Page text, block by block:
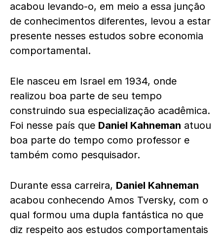
acabou levando-o, em meio a essa junção
de conhecimentos diferentes, levou a estar
presente nesses estudos sobre economia
comportamental.
Ele nasceu em Israel em 1934, onde
realizou boa parte de seu tempo
construindo sua especialização acadêmica.
Foi nesse país que Daniel Kahneman atuou
boa parte do tempo como professor e
também como pesquisador.
Durante essa carreira, Daniel Kahneman
acabou conhecendo Amos Tversky, com o
qual formou uma dupla fantástica no que
diz respeito aos estudos comportamentais